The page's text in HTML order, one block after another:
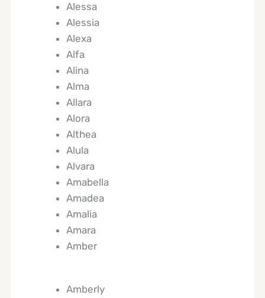
Alessa
Alessia
Alexa
Alfa
Alina
Alma
Allara
Alora
Althea
Alula
Alvara
Amabella
Amadea
Amalia
Amara
Amber
Amberly